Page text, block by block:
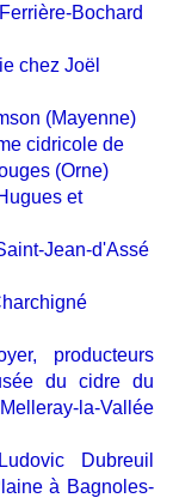
Bochard
chez Joël
(Mayenne)
cidricole de
(Orne)
et
Jean-d'Assé
producteurs
du cidre du
la-Vallée
Dubreuil
à Bagnoles-